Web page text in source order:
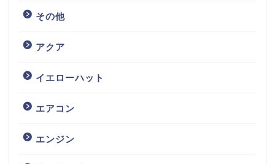
その他
アクア
イエローハット
エアコン
エンジン